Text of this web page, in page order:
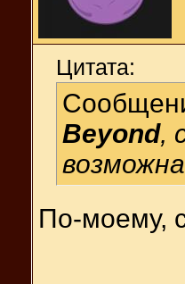
Цитата:
Beyond,
По-моему,